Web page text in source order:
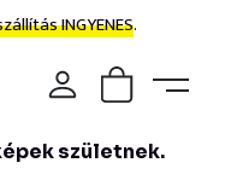
INGYENES.
születnek.